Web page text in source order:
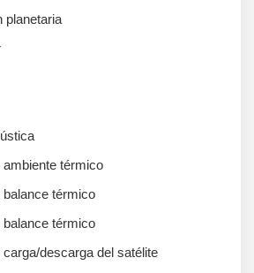
planetaria
ambiente térmico
balance térmico
balance térmico
carga/descarga del satélite